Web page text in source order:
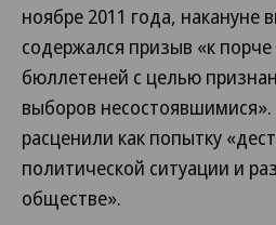
ноябре 2011 года, накануне
содержался призыв «к
бюллетеней с целью
выборов
расценили как попытку
политической ситуации и
обществе».